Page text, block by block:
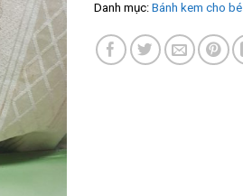
Danh mục: Bánh kem cho bé